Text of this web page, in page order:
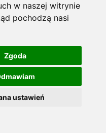
w naszej witrynie
pochodzą nasi
Zgoda
ustawień
x